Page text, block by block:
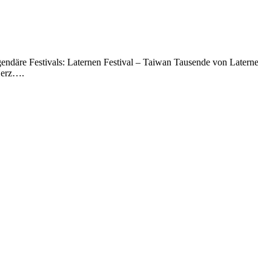
Festivals: Laternen Festival – Taiwan Tausende von